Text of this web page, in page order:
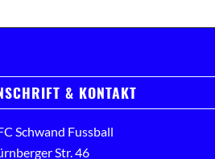
& KONTAKT
Schwand Fussball
Str. 46